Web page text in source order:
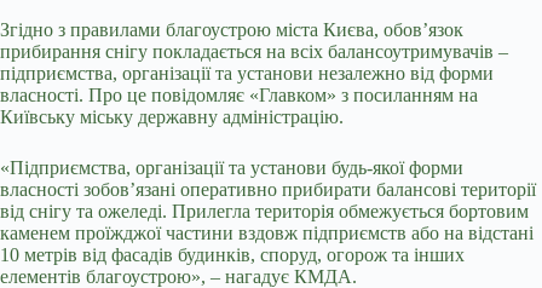
Згідно з правилами благоустрою міста Києва, обов’язок
прибирання снігу покладається на всіх балансоутримувачів –
підприємства, організації та установи незалежно від форми
власності. Про це повідомляє «Главком» з посиланням на
Київську міську державну адміністрацію.
«Підприємства, організації та установи будь-якої форми
власності зобовʼязані оперативно прибирати балансові території
від снігу та ожеледі. Прилегла територія обмежується бортовим
каменем проїжджої частини вздовж підприємств або на відстані
10 метрів від фасадів будинків, споруд, огорож та інших
елементів благоустрою», – нагадує КМДА.